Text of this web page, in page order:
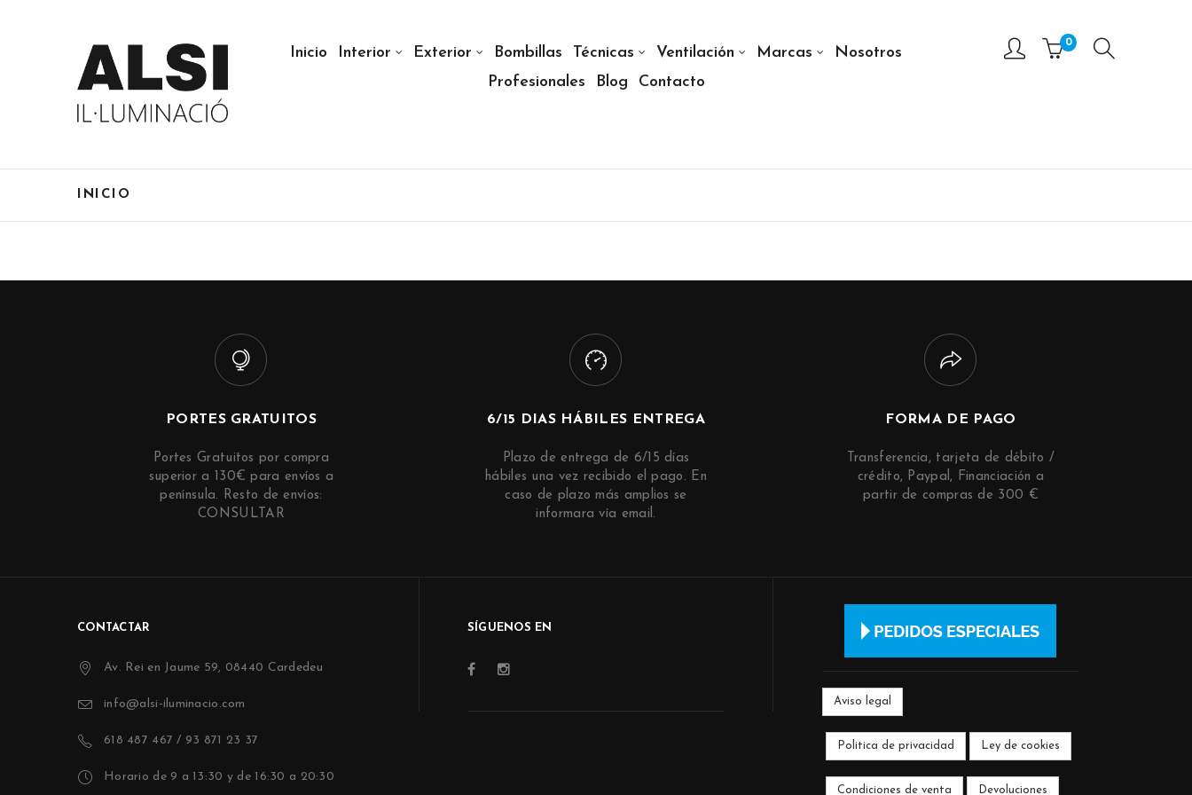
0
Inicio Interior Exterior Bombillas Técnicas Ventilación Marcas
Nosotros
Profesionales
Blog Contacto
INICIO
PORTES GRATUITOS
Portes Gratuitos por compra
superior a 130€ para envíos a
península. Resto de envíos:
CONSULTAR
6/15 DIAS HÁBILES ENTREGA
Plazo de entrega de 6/15 días
hábiles una vez recibido el pago. En
caso de plazo más amplios se
informara vía email.
FORMA DE PAGO
Transferencia, tarjeta de débito /
crédito, Paypal, Financiación a
partir de compras de 300 €
CONTACTAR
Av. Rei en Jaume 59, 08440 Cardedeu
info@alsi-iluminacio.com
618 487 467 / 93 871 23 37
Horario de 9 a 13:30 y de 16:30 a 20:30
SÍGUENOS EN
Aviso legal
Politica de privacidad Ley de cookies
Condiciones de venta Devoluciones